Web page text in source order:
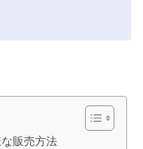
販売方法